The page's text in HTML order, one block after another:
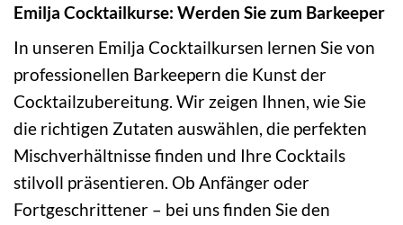
Emilja Cocktailkurse: Werden Sie zum Barkeeper
In unseren Emilja Cocktailkursen lernen Sie von
professionellen Barkeepern die Kunst der
Cocktailzubereitung. Wir zeigen Ihnen, wie Sie
die richtigen Zutaten auswählen, die perfekten
Mischverhältnisse finden und Ihre Cocktails
stilvoll präsentieren. Ob Anfänger oder
Fortgeschrittener – bei uns finden Sie den